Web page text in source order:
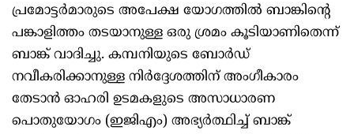
പ്രമോട്ടർമാരുടെ അപേക്ഷ യോഗത്തിൽ ബാങ്കിന്റെ
പങ്കാളിത്തം തടയാനുള്ള ഒരു ശ്രമം കൂടിയാണിതെന്ന്
ബാങ്ക് വാദിച്ചു. കമ്പനിയുടെ ബോർഡ്
നവീകരിക്കാനുള്ള നിർദ്ദേശത്തിന് അംഗീകാരം
തേടാൻ ഓഹരി ഉടമകളുടെ അസാധാരണ
പൊതുയോഗം (ഇജിഎം) അഭ്യർത്ഥിച്ച് ബാങ്ക്